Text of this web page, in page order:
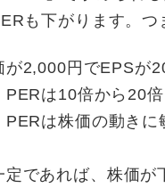
も下がります。
2,000円でEPSが
PERは10倍から20
は株価の動きに
であれば、株価が